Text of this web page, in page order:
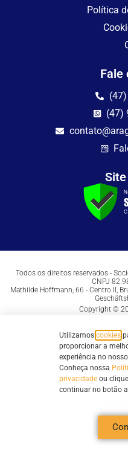
Política
Fale
(47)
Todos os direitos reservados -
CNPJ
Mathilde Hoffmann, 66 - Centro II,
Copyright ©
Utilizamos cookies
proporcionar a
experiência no
Conheça nossa
privacidade ou
continuar no botão